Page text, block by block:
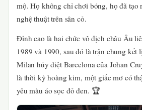
mộ. Họ không chỉ chơi bóng, họ đã tạo
nghệ thuật trên sân cỏ.
Đỉnh cao là hai chức vô địch châu Âu
1989 và 1990, sau đó là trận chung kết
Milan hủy diệt Barcelona của Johan
là thời kỳ hoàng kim, một giấc mơ có
yêu màu áo sọc đỏ đen. 🏆